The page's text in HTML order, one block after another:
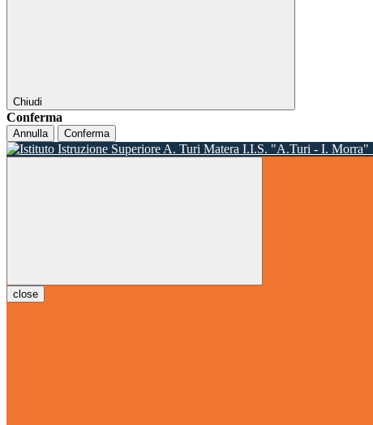
Chiudi
Conferma
Annulla Conferma
I.I.S. "A.Turi - I. Morra"
close